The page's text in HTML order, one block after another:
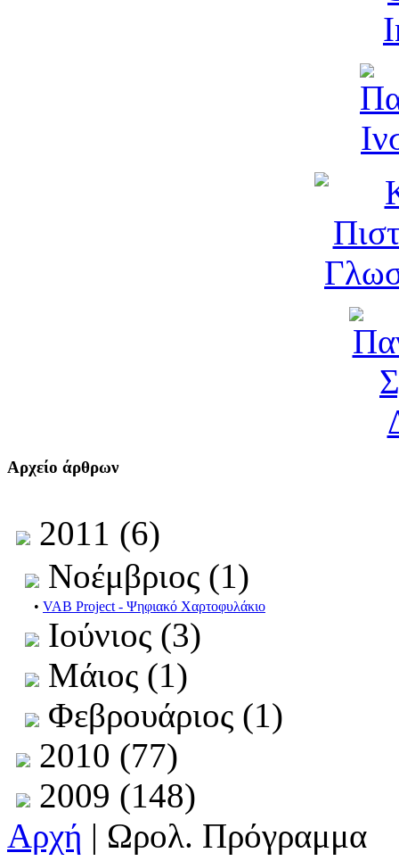
Αρχείο άρθρων
2011 (6)
Νοέμβριος (1)
• VAB Project - Ψηφιακό Χαρτοφυλάκιο
Ιούνιος (3)
Μάιος (1)
Φεβρουάριος (1)
2010 (77)
2009 (148)
Αρχή | Ωρολ. Πρόγραμμα